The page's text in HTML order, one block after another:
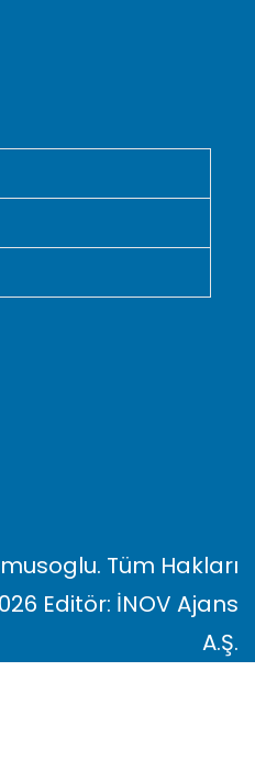
Tüm Hakları
Editör: İNOV Ajans
A.Ş.